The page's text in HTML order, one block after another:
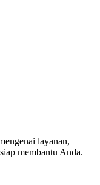
layanan,
membantu Anda.